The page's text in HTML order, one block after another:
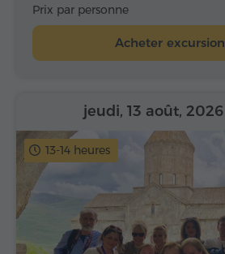
Prix par personne
Acheter excursion
13-14 heures
jeudi, 13 août, 2026